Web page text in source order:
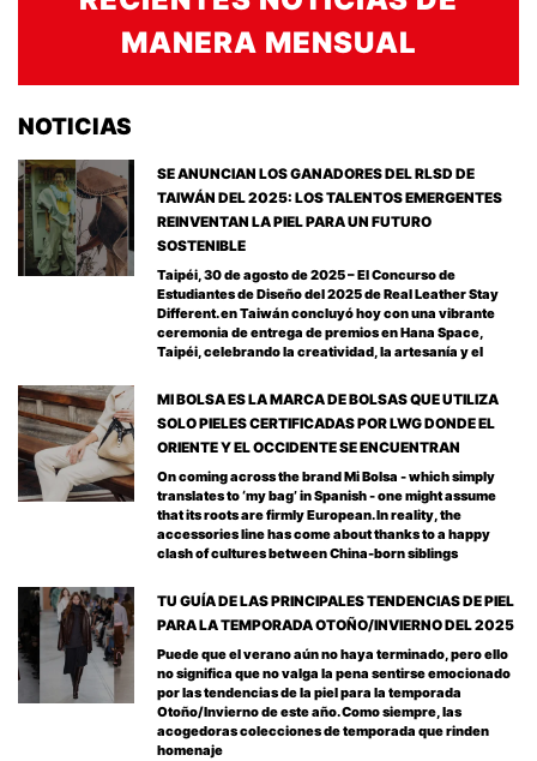
MANERA MENSUAL
NOTICIAS
SE ANUNCIAN LOS GANADORES DEL RLSD DE
TAIWÁN DEL 2025: LOS TALENTOS EMERGENTES
REINVENTAN LA PIEL PARA UN FUTURO
SOSTENIBLE
Taipéi, 30 de agosto de 2025 – El Concurso de
Estudiantes de Diseño del 2025 de Real Leather Stay
Different. en Taiwán concluyó hoy con una vibrante
ceremonia de entrega de premios en Hana Space,
Taipéi, celebrando la creatividad, la artesanía y el
MI BOLSA ES LA MARCA DE BOLSAS QUE UTILIZA
SOLO PIELES CERTIFICADAS POR LWG DONDE EL
ORIENTE Y EL OCCIDENTE SE ENCUENTRAN
On coming across the brand Mi Bolsa - which simply
translates to ‘my bag’ in Spanish - one might assume
that its roots are firmly European. In reality, the
accessories line has come about thanks to a happy
clash of cultures between China-born siblings
TU GUÍA DE LAS PRINCIPALES TENDENCIAS DE PIEL
PARA LA TEMPORADA OTOÑO/INVIERNO DEL 2025
Puede que el verano aún no haya terminado, pero ello
no significa que no valga la pena sentirse emocionado
por las tendencias de la piel para la temporada
Otoño/Invierno de este año. Como siempre, las
acogedoras colecciones de temporada que rinden
homenaje